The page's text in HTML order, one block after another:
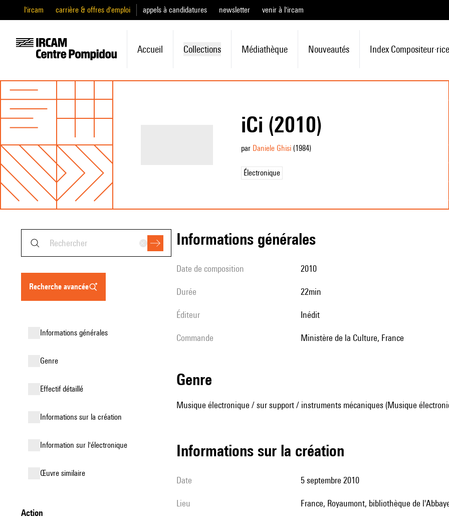
l'ircam carrière & offres d'emploi appels à candidatures newsletter venir à l'ircam
Accueil Collections Médiathèque Nouveautés Index Compositeur·rice
iCi (2010)
par Daniele Ghisi(1984)
Électronique
recherche avancée
informations générales
genre
effectif détaillé
informations sur la création
Information sur l'électronique
œuvre similaire
action
informations générales
date de composition 2010
durée 22min
éditeur Inédit
Commande Ministère de la Culture, France
genre
Musique électronique / sur support / instruments mécaniques (Musique
informations sur la création
date 5 septembre 2010
lieu France, Royaumont, bibliothèque de